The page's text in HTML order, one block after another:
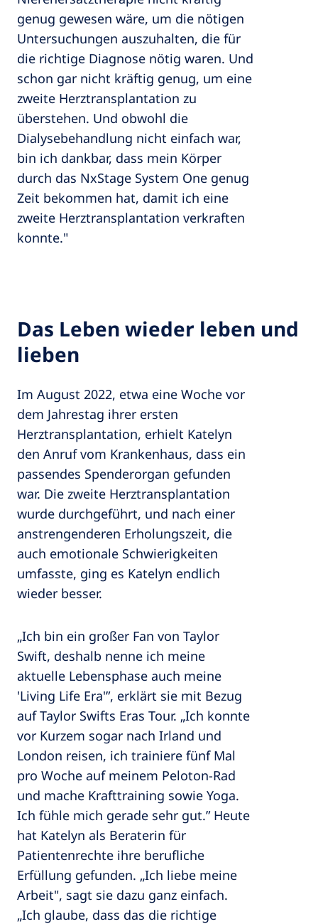
genug gewesen wäre, um die nötigen
Untersuchungen auszuhalten, die für
die richtige Diagnose nötig waren. Und
schon gar nicht kräftig genug, um eine
zweite Herztransplantation zu
überstehen. Und obwohl die
Dialysebehandlung nicht einfach war,
bin ich dankbar, dass mein Körper
durch das NxStage System One genug
Zeit bekommen hat, damit ich eine
zweite Herztransplantation verkraften
konnte."
Das Leben wieder leben und
lieben
Im August 2022, etwa eine Woche vor
dem Jahrestag ihrer ersten
Herztransplantation, erhielt Katelyn
den Anruf vom Krankenhaus, dass ein
passendes Spenderorgan gefunden
war. Die zweite Herztransplantation
wurde durchgeführt, und nach einer
anstrengenderen Erholungszeit, die
auch emotionale Schwierigkeiten
umfasste, ging es Katelyn endlich
wieder besser.
„Ich bin ein großer Fan von Taylor
Swift, deshalb nenne ich meine
aktuelle Lebensphase auch meine
'Living Life Era'”, erklärt sie mit Bezug
auf Taylor Swifts Eras Tour. „Ich konnte
vor Kurzem sogar nach Irland und
London reisen, ich trainiere fünf Mal
pro Woche auf meinem Peloton-Rad
und mache Krafttraining sowie Yoga.
Ich fühle mich gerade sehr gut.” Heute
hat Katelyn als Beraterin für
Patientenrechte ihre berufliche
Erfüllung gefunden. „Ich liebe meine
Arbeit", sagt sie dazu ganz einfach.
„Ich glaube, dass das die richtige